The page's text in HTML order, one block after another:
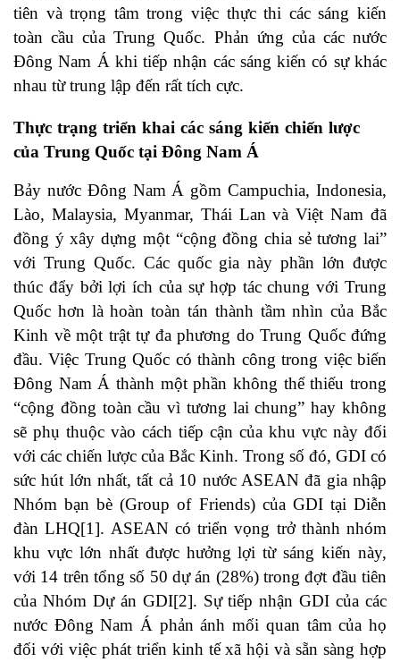
tiên và trọng tâm trong việc thực thi các sáng kiến
toàn cầu của Trung Quốc. Phản ứng của các nước
Đông Nam Á khi tiếp nhận các sáng kiến có sự khác
nhau từ trung lập đến rất tích cực.
Thực trạng triển khai các sáng kiến chiến lược
của Trung Quốc tại Đông Nam Á
Bảy nước Đông Nam Á gồm Campuchia, Indonesia,
Lào, Malaysia, Myanmar, Thái Lan và Việt Nam đã
đồng ý xây dựng một “cộng đồng chia sẻ tương lai”
với Trung Quốc. Các quốc gia này phần lớn được
thúc đẩy bởi lợi ích của sự hợp tác chung với Trung
Quốc hơn là hoàn toàn tán thành tầm nhìn của Bắc
Kinh về một trật tự đa phương do Trung Quốc đứng
đầu. Việc Trung Quốc có thành công trong việc biến
Đông Nam Á thành một phần không thể thiếu trong
“cộng đồng toàn cầu vì tương lai chung” hay không
sẽ phụ thuộc vào cách tiếp cận của khu vực này đối
với các chiến lược của Bắc Kinh. Trong số đó, GDI có
sức hút lớn nhất, tất cả 10 nước ASEAN đã gia nhập
Nhóm bạn bè (Group of Friends) của GDI tại Diễn
đàn LHQ[1]. ASEAN có triển vọng trở thành nhóm
khu vực lớn nhất được hưởng lợi từ sáng kiến ​​này,
với 14 trên tổng số 50 dự án (28%) trong đợt đầu tiên
của Nhóm Dự án GDI[2]. Sự tiếp nhận GDI của các
nước Đông Nam Á phản ánh mối quan tâm của họ
đối với việc phát triển kinh tế xã hội và sẵn sàng hợp